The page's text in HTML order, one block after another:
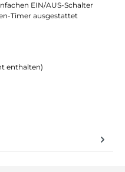
EIN/AUS-Schalter
Timer ausgestattet
enthalten)